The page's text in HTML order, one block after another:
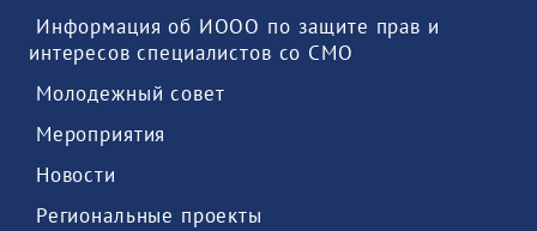
интересов специалистов со СМО
Молодежный совет
Мероприятия
Новости
Региональные проекты